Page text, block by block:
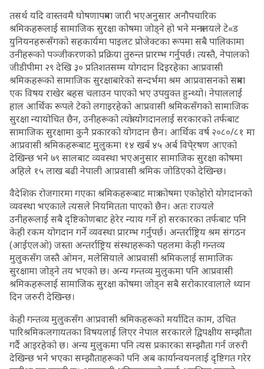
तसर्थ यदि वास्तवमै घोषणापत्रमा जारी भएअनुसार अनौपचारिक
श्रमिकहरूलाई सामाजिक सुरक्षा कोषमा जोड्ने हो भने मन्त्रालयले टे«ड
युनियनहरूसँगको सहकार्यमा पाइलट प्रोजेक्टका रूपमा सबै पालिकामा
उनीहरूको पञ्जीकरणको प्रक्रिया तुरुन्त प्रारम्भ गर्नुपर्छ। त्यस्तै, नेपालको
जीडीपीमा २९ देखि ३० प्रतिशतसम्म योगदान दिइरहेका आप्रवासी
श्रमिकहरूको सामाजिक सुरक्षाबारेको सन्दर्भमा श्रम आप्रवासनको सत्रमा
एक विषय राखेर बहस चलाउन पाएको भए उपयुक्त हुन्थ्यो। नेपाललाई
हाल आर्थिक रूपले टेको लगाइरहेको आप्रवासी श्रमिकसँगको सामाजिक
सुरक्षा न्यायोचित छैन, उनीहरूको त्यत्रो योगदानलाई सरकारको तर्फबाट
सामाजिक सुरक्षामा कुनै प्रकारको योगदान छैन। आर्थिक वर्ष २०८०/८१ मा
आप्रवासी श्रमिकहरूबाट मुलुकमा १४ खर्ब ४५ अर्ब विपे्रषण आएको
देखिन्छ भने ७९ सालबाट व्यवस्था भएअनुसार सामाजिक सुरक्षा कोषमा
अहिले १५ लाख बढी नेपाली आप्रवासी श्रमिक जोडिएको देखिन्छ।
वैदेशिक रोजगारमा गएका श्रमिकहरूबाट मात्र कोषमा एकोहोरो योगदानको
व्यवस्था भएकाले त्यसले नियमितता पाएको छैन। अतः राज्यले
उनीहरूलाई सबै दृष्टिकोणबाट हेरेर न्याय गर्ने हो सरकारका तर्फबाट पनि
केही रकम योगदान गर्ने व्यवस्था प्रारम्भ गर्नुपर्छ। अन्तर्राष्ट्रिय श्रम संगठन
(आईएलओ) जस्ता अन्तर्राष्ट्रिय संस्थाहरूको पहलमा केही गन्तव्य
मुलुकसँग जस्तै ओमन, मलेसियाले आप्रवासी श्रमिकलाई सामाजिक
सुरक्षामा जोड्ने तय भएको छ। अन्य गन्तव्य मुलुकमा पनि आप्रवासी
श्रमिकहरूलाई सामाजिक सुरक्षा कोषमा जोड्न सबै सरोकारवालाले ध्यान
दिन जरुरी देखिन्छ।
केही गन्तव्य मुलुकसँग आप्रवासी श्रमिकहरूको मर्यादित काम, उचित
पारिश्रमिकलगायतका विषयलाई लिएर नेपाल सरकारले द्विपक्षीय सम्झौता
गर्दै आइरहेको छ। अन्य मुलुकमा पनि त्यस प्रकारका सम्झौता गर्न जरुरी
देखिन्छ भने भएका सम्झौताहरूको पनि अब कार्यान्वयनलाई दृष्टिगत गरेर